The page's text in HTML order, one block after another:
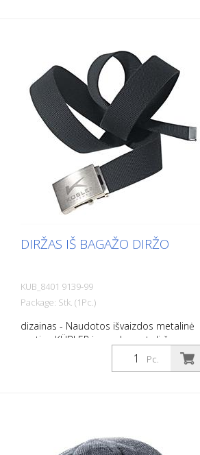
Reguliuojamas pagal individualų ilgį
DIRŽAS IŠ BAGAŽO DIRŽO
KUB_8401 9139-99
Package: Stk. (1Pc.)
dizainas - Naudotos išvaizdos metalinė
sagtis - KÜBLER įspaudas ant diržo
sagties ir diržo juostos Funkcija - Sagtis su
integruotu butelių atidarytuvu - Drabužio
Pc.